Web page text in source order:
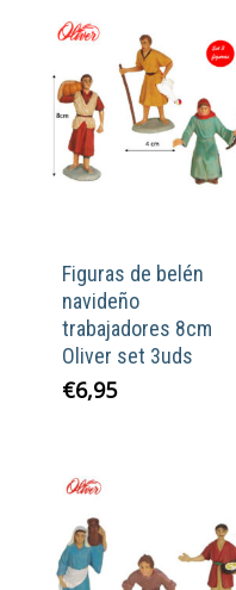
Figuras de belén
navideño
trabajadores 8cm
Oliver set 3uds
€6,95